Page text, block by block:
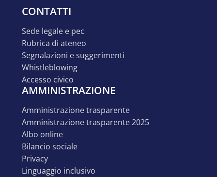
CONTATTI
sede legale e pec
rubrica di ateneo
segnalazioni e suggerimenti
whistleblowing
accesso civico
AMMINISTRAZIONE
amministrazione trasparente
amministrazione trasparente 2025
albo online
bilancio sociale
privacy
linguaggio inclusivo